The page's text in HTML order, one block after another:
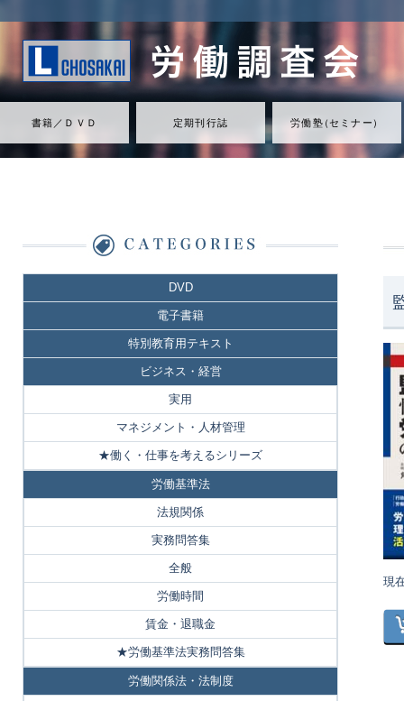
書籍／ＤＶＤ 定期刊行誌 労働塾（セミナ ー ）
現
DVD
電子書籍
特別教育用テキスト
ビジネス・経営
実用
マネジメント・人材管理
★働く・仕事を考えるシリーズ
労働基準法
法規関係
実務問答集
全般
労働時間
賃金・退職金
★労働基準法実務問答集
労働関係法・法制度